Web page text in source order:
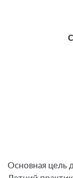
Основная цель